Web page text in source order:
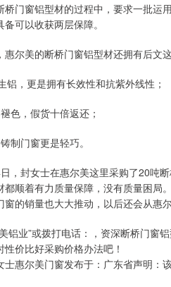
桥门窗铝型材的过程中，要求一批运
可以收获两层保障。
惠尔美的断桥门窗铝型材还拥有后文
铝，更是拥有长效性和抗紫外线性；
色，假货十倍返还；
制门窗更是轻巧。
，封女士在惠尔美这里采购了20吨
都顺着有力质量保障，没有质量困局
的销量也大大推动，以后还会从惠
铝业”或拨打电话：，资深断桥门窗
价比好采购价格办法吧！
士惠尔美门窗发布于：广东省声明：